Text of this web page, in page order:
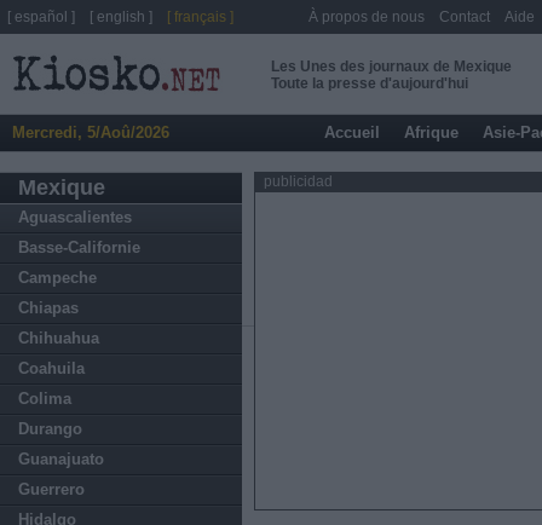
Les Unes des journaux de Mexique
Toute la presse d'aujourd'hui
Mercredi, 5/Aoû/2026 Accueil Afrique Asie-
Mexique
Aguascalientes
Basse-Californie
Campeche
Chiapas
Chihuahua
Coahuila
Colima
Durango
Guanajuato
Guerrero
Hidalgo
publicidad
[ español ] [ english ] [ français ] À propos de nous Contact Aide